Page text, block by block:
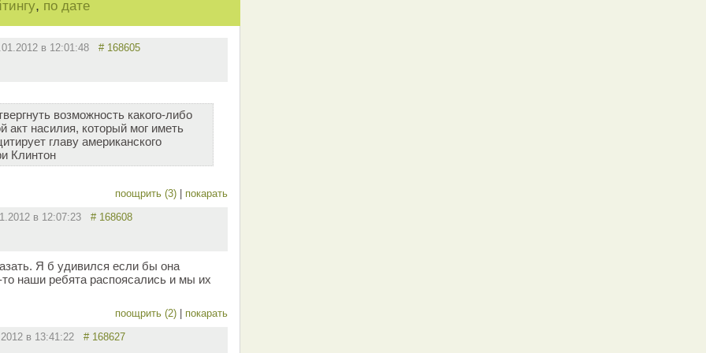
, по дате
в 12:01:48 # 168605
возможность какого-либо
насилия, который мог иметь
главу американского
Клинтон
поощрить (3)
покарать
в 12:07:23 # 168608
Я б удивился если бы она
наши ребята распоясались и мы их
поощрить (2)
покарать
в 13:41:22 # 168627